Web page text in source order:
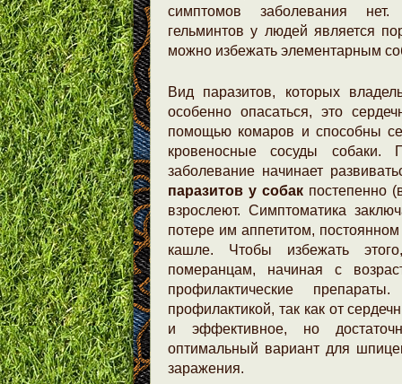
симптомов заболевания
гельминтов у людей является
можно избежать элементарным
Вид паразитов, которых
особенно опасаться, это
помощью комаров и способны
кровеносные сосуды собаки.
заболевание начинает
паразитов у собак постепенно
взрослеют. Симптоматика
потере им аппетитом,
кашле. Чтобы избежать
померанцам, начиная с
профилактические
профилактикой, так как от
и эффективное, но
оптимальный вариант для
заражения.